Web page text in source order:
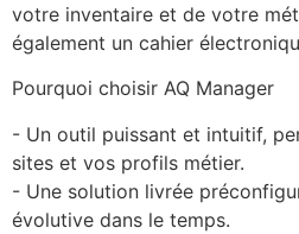
votre inventaire et de votre
également un cahier
Pourquoi choisir AQ Manager
- Un outil puissant et intuitif,
sites et vos profils métier.
- Une solution livrée
évolutive dans le temps.